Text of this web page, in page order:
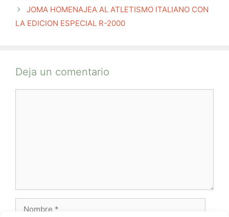
JOMA HOMENAJEA AL ATLETISMO ITALIANO CON
LA EDICION ESPECIAL R-2000
Deja un comentario